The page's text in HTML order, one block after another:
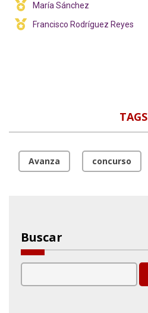
María Sánchez
Francisco Rodríguez Reyes
TAGS
Avanza concurso
Buscar